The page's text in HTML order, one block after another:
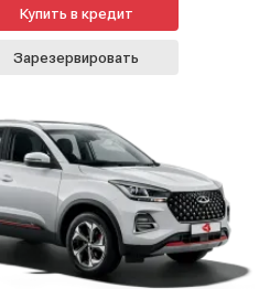
Купить в кредит
Зарезервировать